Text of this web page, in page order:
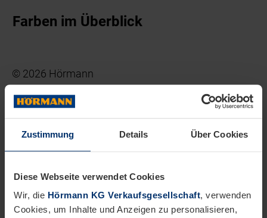
Zustimmung Details Über Cookies
Diese Webseite verwendet Cookies
Wir, die Hörmann KG Verkaufsgesellschaft, verwenden
Cookies, um Inhalte und Anzeigen zu personalisieren,
Farben im Überblick
© 2026 Hörmann
Impressum
Leistungserklärung nach BauPVO
Elektrogeräteentsorgung